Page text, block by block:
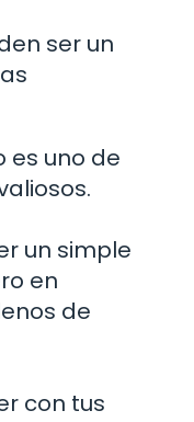
ser un
es uno de
un simple
en
de
con tus